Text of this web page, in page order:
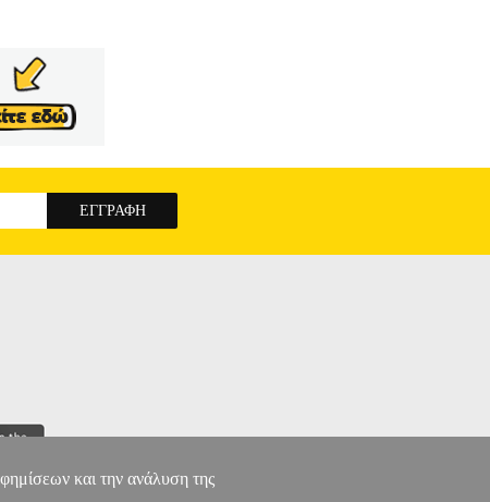
σήμερα διεθνώς η Αριστερά. Οι ομιλίες
της ναζιστικής γενοκτονίας. Γνωρίζουμε
ανάγνωση του έντυπου λόγου και όλο και
το νέο τεχνολογικό και επικοινωνιακό
Η επικοινωνία τείνει να
ορθολογική επιχειρηματολογία, τις ιδέες και
μπορούν να ασκούν την ίδια ή έστω
μας να μελετάμε και να αναλύουμε
το είδος της γνώσης που είναι ικανό να
και την ανάλυση της